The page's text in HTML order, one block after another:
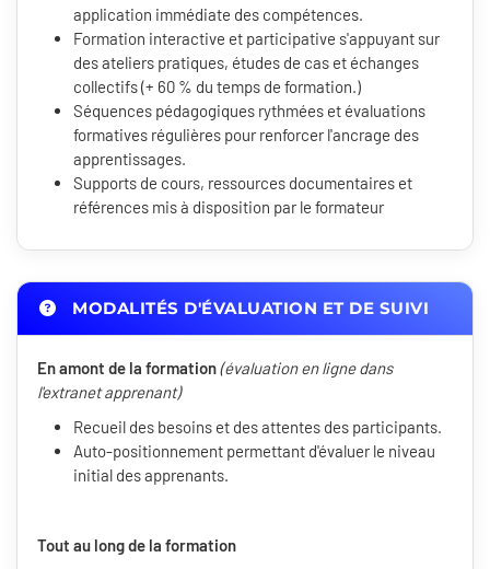
application immédiate des compétences.
Formation interactive et participative s'appuyant sur
des ateliers pratiques, études de cas et échanges
collectifs (+ 60 % du temps de formation.)
Séquences pédagogiques rythmées et évaluations
formatives régulières pour renforcer l'ancrage des
apprentissages.
Supports de cours, ressources documentaires et
références mis à disposition par le formateur
MODALITÉS D'ÉVALUATION ET DE SUIVI
En amont de la formation(évaluation en ligne dans
l'extranet apprenant)
Recueil des besoins et des attentes des participants.
Auto-positionnement permettant d'évaluer le niveau
initial des apprenants.
Tout au long de la formation